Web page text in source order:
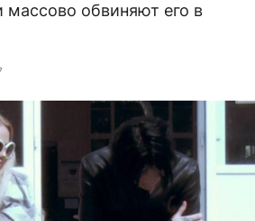
обвиняют его в